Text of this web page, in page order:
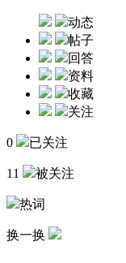
动态
帖子
回答
资料
收藏
关注
0 已关注
11 被关注
热词
换一换